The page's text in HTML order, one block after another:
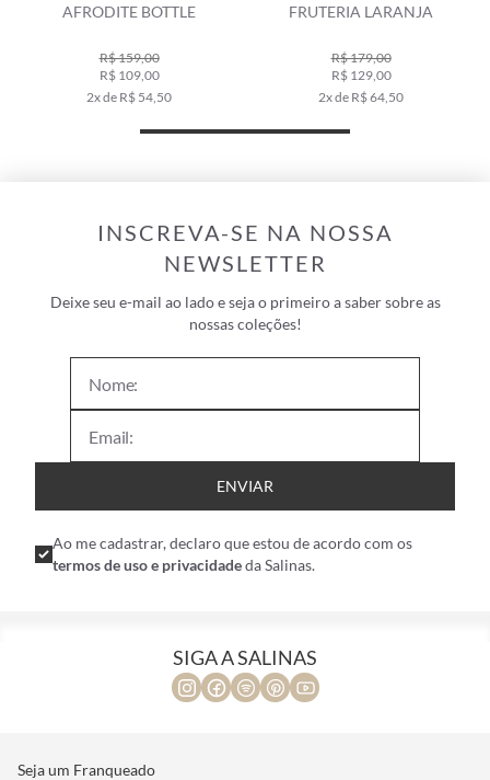
AFRODITE BOTTLE
R$ 159,00
R$ 109,00
2x de R$ 54,50
FRUTERIA LARANJA
R$ 179,00
R$ 129,00
2x de R$ 64,50
INSCREVA-SE NA NOSSA
NEWSLETTER
Deixe seu e-mail ao lado e seja o primeiro a saber sobre as
nossas coleções!
ENVIAR
Ao me cadastrar, declaro que estou de acordo com os
termos de uso e privacidadeda Salinas.
SIGA A SALINAS
Seja um Franqueado